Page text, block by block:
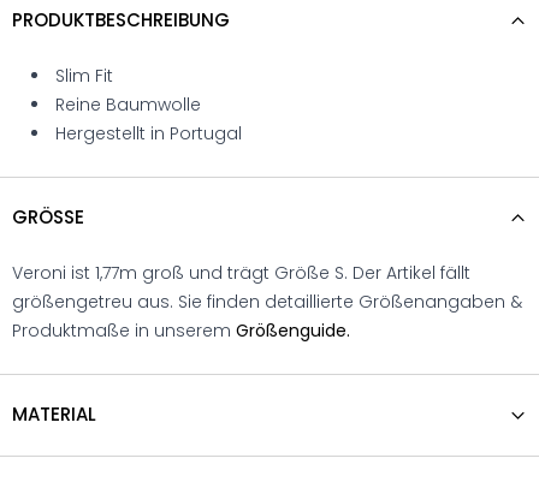
PRODUKTBESCHREIBUNG
Slim Fit
Reine Baumwolle
Hergestellt in Portugal
GRÖSSE
Veroni ist 1,77m groß und trägt Größe S. Der Artikel fällt
größengetreu aus. Sie finden detaillierte Größenangaben &
Produktmaße in unserem Größenguide.
MATERIAL